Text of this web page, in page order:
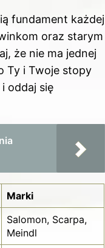
fundament każdej
oraz starym
że nie ma jednej
Ty i Twoje stopy
oddaj się
Marki
Salomon, Scarpa,
Meindl